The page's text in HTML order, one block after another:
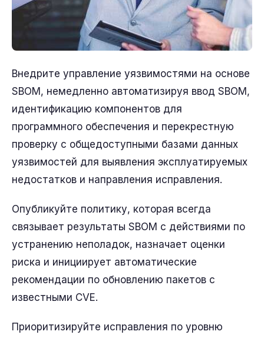
Внедрите управление уязвимостями на основе
SBOM, немедленно автоматизируя ввод SBOM,
идентификацию компонентов для
программного обеспечения и перекрестную
проверку с общедоступными базами данных
уязвимостей для выявления эксплуатируемых
недостатков и направления исправления.
Опубликуйте политику, которая всегда
связывает результаты SBOM с действиями по
устранению неполадок, назначает оценки
риска и инициирует автоматические
рекомендации по обновлению пакетов с
известными CVE.
Приоритизируйте исправления по уровню